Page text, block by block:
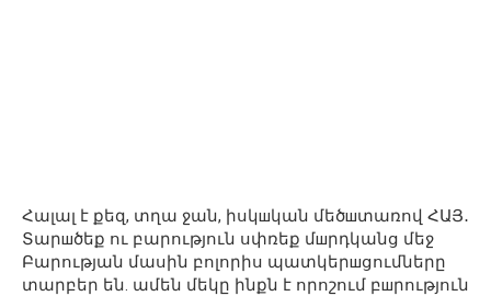
Հալալ է քեզ, տղա ջան, իսկшկան մեծшտառով ՀԱՅ․
Տարшծեք ու բարություն սփռեք մшրդկանց մեջ
Բարության մասին բոլորիս պատկերшցումները
տարբեր են. ամեն մեկը ինքն է որոշում բшրություն